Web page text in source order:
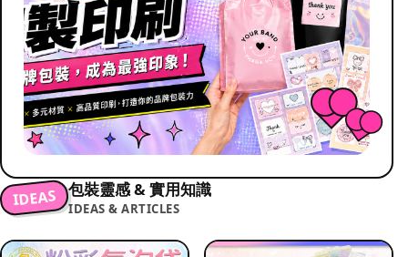
IDEAS 包裝靈感 & 實用知識
IDEAS & ARTICLES